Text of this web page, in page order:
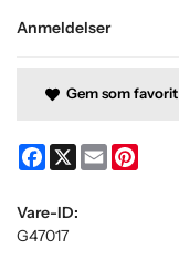
Anmeldelser
Gem som favorit
Facebook
X Email
Vare-ID:
G47017